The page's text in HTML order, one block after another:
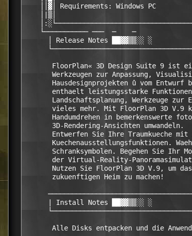
││▓│ Requirements: Windows PC
│|▒│
└─────────── ───  ─    ─
│ Release Notes ██▓▓▒▒░░ ░
FloorPlan« 3D Design Suite 9 ist
Werkzeugen zur Anpassung,
Hausdesignprojekten û vom Entwurf
enthaelt leistungsstarke
Landschaftsplanung, Werkzeuge zur
vieles mehr. Mit FloorPlan 3D V.9
Handumdrehen in bemerkenswerte
       3D-Rendering-Ansichten umwandeln.
Entwerfen Sie Ihre Traumkueche mit
Kuechenausstellungsfunktionen.
Schranksymbolen. Begehen Sie Ihr
der Virtual-Reality-
Nutzen Sie FloorPlan 3D V.9, um
       zukuenftigen Heim zu machen!
| Install Notes ██▓▓▒▒░░ ░
Alle Disks entpacken und die